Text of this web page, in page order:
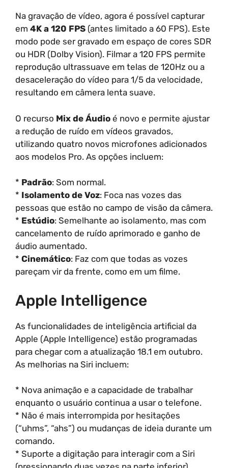
Na gravação de vídeo, agora é possível capturar
em 4K a 120 FPS (antes limitado a 60 FPS). Este
modo pode ser gravado em espaço de cores SDR
ou HDR (Dolby Vision). Filmar a 120 FPS permite
reprodução ultrassuave em telas de 120Hz ou a
desaceleração do vídeo para 1/5 da velocidade,
resultando em câmera lenta suave.
O recurso Mix de Áudio é novo e permite ajustar
a redução de ruído em vídeos gravados,
utilizando quatro novos microfones adicionados
aos modelos Pro. As opções incluem:
* Padrão: Som normal.
* Isolamento de Voz: Foca nas vozes das
pessoas que estão no campo de visão da câmera.
* Estúdio: Semelhante ao isolamento, mas com
cancelamento de ruído aprimorado e ganho de
áudio aumentado.
* Cinemático: Faz com que todas as vozes
pareçam vir da frente, como em um filme.
Apple Intelligence
As funcionalidades de inteligência artificial da
Apple (Apple Intelligence) estão programadas
para chegar com a atualização 18.1 em outubro.
As melhorias na Siri incluem:
* Nova animação e a capacidade de trabalhar
enquanto o usuário continua a usar o telefone.
* Não é mais interrompida por hesitações
(“uhms”, “ahs”) ou mudanças de ideia durante um
comando.
* Suporte a digitação para interagir com a Siri